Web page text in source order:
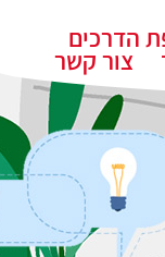
הדרכים
צור קשר